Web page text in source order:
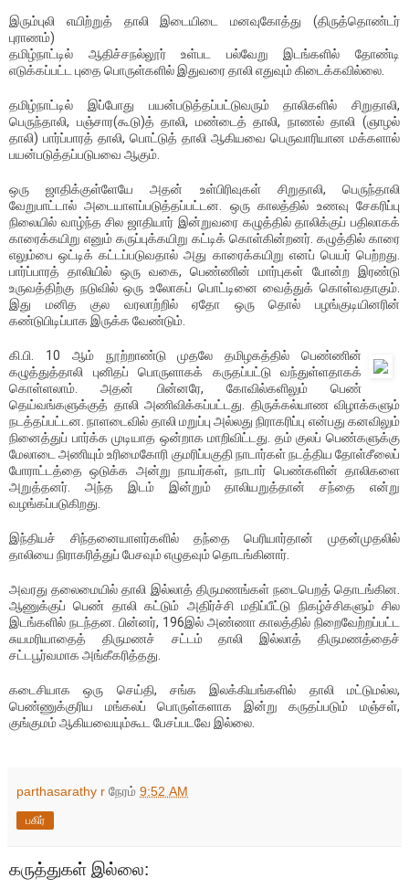
இரும்புலி எயிற்றுத் தாலி இடையிடை மனவுகோத்து (திருத்தொண்டர்
புராணம்)
தமிழ்நாட்டில் ஆதிச்சநல்லூர் உள்பட பல்வேறு இடங்களில் தோண்டி
எடுக்கப்பட்ட புதை பொருள்களில் இதுவரை தாலி எதுவும் கிடைக்கவில்லை.
தமிழ்நாட்டில் இப்போது பயன்படுத்தப்பட்டுவரும் தாலிகளில் சிறுதாலி,
பெருந்தாலி, பஞ்சார(கூடு)த் தாலி, மண்டைத் தாலி, நாணல் தாலி (ஞாழல்
தாலி) பார்ப்பாரத் தாலி, பொட்டுத் தாலி ஆகியவை பெருவாரியான மக்களால்
பயன்படுத்தப்படுபவை ஆகும்.
ஒரு ஜாதிக்குள்ளேயே அதன் உள்பிரிவுகள் சிறுதாலி, பெருந்தாலி
வேறுபாட்டால் அடையாளப்படுத்தப்பட்டன. ஒரு காலத்தில் உணவு சேகரிப்பு
நிலையில் வாழ்ந்த சில ஜாதியார் இன்றுவரை கழுத்தில் தாலிக்குப் பதிலாகக்
காரைக்கயிறு எனும் கருப்புக்கயிறு கட்டிக் கொள்கின்றனர். கழுத்தில் காரை
எலும்பை ஒட்டிக் கட்டப்படுவதால் அது காரைக்கயிறு எனப் பெயர் பெற்றது.
பார்ப்பாரத் தாலியில் ஒரு வகை, பெண்ணின் மார்புகள் போன்ற இரண்டு
உருவத்திற்கு நடுவில் ஒரு உலோகப் பொட்டினை வைத்துக் கொள்வதாகும்.
இது மனித குல வரலாற்றில் ஏதோ ஒரு தொல் பழங்குடியினரின்
கண்டுபிடிப்பாக இருக்க வேண்டும்.
கி.பி. 10 ஆம் நூற்றாண்டு முதலே தமிழகத்தில் பெண்ணின்
கழுத்துத்தாலி புனிதப் பொருளாகக் கருதப்பட்டு வந்துள்ளதாகக்
கொள்ளலாம். அதன் பின்னரே, கோவில்களிலும் பெண்
தெய்வங்களுக்குத் தாலி அணிவிக்கப்பட்டது. திருக்கல்யாண விழாக்களும்
நடத்தப்பட்டன. நாளடைவில் தாலி மறுப்பு அல்லது நிராகரிப்பு என்பது கனவிலும்
நினைத்துப் பார்க்க முடியாத ஒன்றாக மாறிவிட்டது. தம் குலப் பெண்களுக்கு
மேலாடை அணியும் உரிமைகோரி குமரிப்பகுதி நாடார்கள் நடத்திய தோள்சீலைப்
போராட்டத்தை ஒடுக்க அன்று நாயர்கள், நாடார் பெண்களின் தாலிகளை
அறுத்தனர். அந்த இடம் இன்றும் தாலியறுத்தான் சந்தை என்று
வழங்கப்படுகிறது.
இந்தியச் சிந்தனையாளர்களில் தந்தை பெரியார்தான் முதன்முதலில்
தாலியை நிராகரித்துப் பேசவும் எழுதவும் தொடங்கினார்.
அவரது தலைமையில் தாலி இல்லாத் திருமணங்கள் நடைபெறத் தொடங்கின.
ஆணுக்குப் பெண் தாலி கட்டும் அதிர்ச்சி மதிப்பீட்டு நிகழ்ச்சிகளும் சில
இடங்களில் நடந்தன. பின்னர், 196இல் அண்ணா காலத்தில் நிறைவேற்றப்பட்ட
சுயமரியாதைத் திருமணச் சட்டம் தாலி இல்லாத் திருமணத்தைச்
சட்டபூர்வமாக அங்கீகரித்தது.
கடைசியாக ஒரு செய்தி, சங்க இலக்கியங்களில் தாலி மட்டுமல்ல,
பெண்ணுக்குரிய மங்கலப் பொருள்களாக இன்று கருதப்படும் மஞ்சள்,
குங்குமம் ஆகியவையும்கூட பேசப்படவே இல்லை.
parthasarathy r நேரம் 9:52 AM
பகிர்
கருத்துகள் இல்லை: